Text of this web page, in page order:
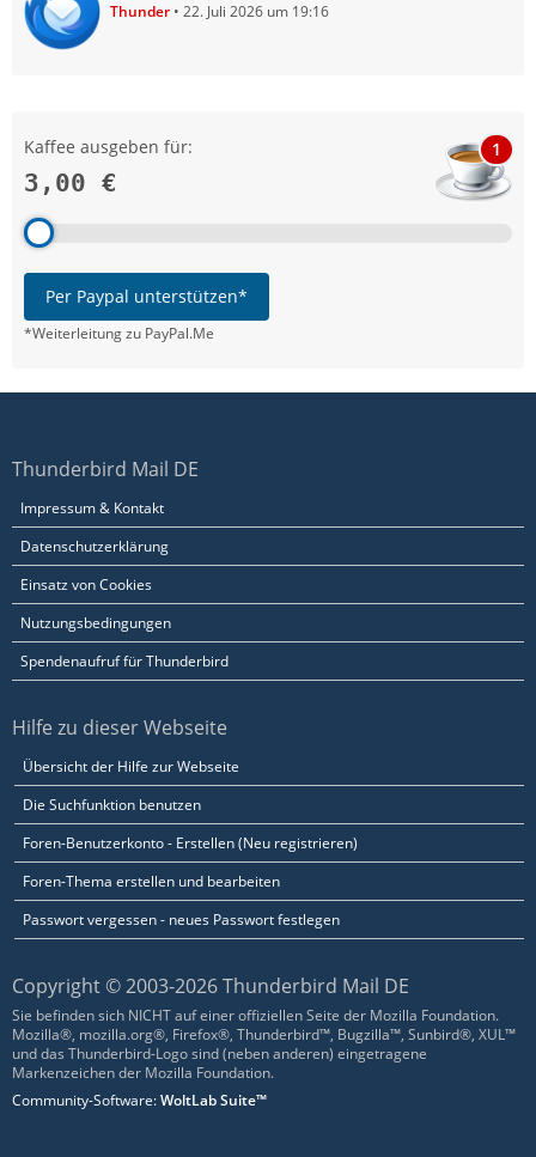
Thunder 22. Juli 2026 um 19:16
Kaffee ausgeben für:
3,00 €
1
Per Paypal unterstützen*
*Weiterleitung zu PayPal.Me
Thunderbird Mail DE
Impressum & Kontakt
Datenschutzerklärung
Einsatz von Cookies
Nutzungsbedingungen
Spendenaufruf für Thunderbird
Hilfe zu dieser Webseite
Übersicht der Hilfe zur Webseite
Die Suchfunktion benutzen
Foren-Benutzerkonto - Erstellen (Neu registrieren)
Foren-Thema erstellen und bearbeiten
Passwort vergessen - neues Passwort festlegen
Copyright © 2003-2026 Thunderbird Mail DE
Sie befinden sich NICHT auf einer offiziellen Seite der Mozilla Foundation.
Mozilla®, mozilla.org®, Firefox®, Thunderbird™, Bugzilla™, Sunbird®, XUL™
und das Thunderbird-Logo sind (neben anderen) eingetragene
Markenzeichen der Mozilla Foundation.
Community-Software:WoltLab Suite™